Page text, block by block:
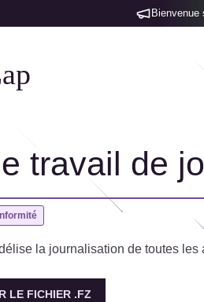
Bienvenue
travail de
la journalisation de toutes
LE FICHIER .FZ